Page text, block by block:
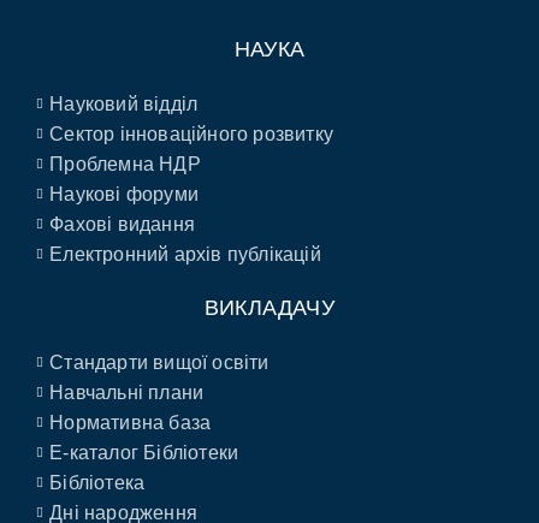
НАУКА
Науковий відділ
Сектор інноваційного розвитку
Проблемна НДР
Наукові форуми
Фахові видання
Електронний архів публікацій
ВИКЛАДАЧУ
Стандарти вищої освіти
Навчальні плани
Нормативна база
E-каталог Бібліотеки
Бібліотека
Дні народження